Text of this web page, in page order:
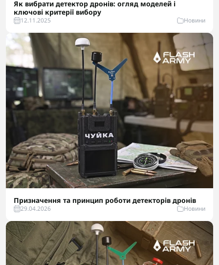
Як вибрати детектор дронів: огляд моделей і
ключові критерії вибору
12.11.2025 Новини
Призначення та принцип роботи детекторів дронів
29.04.2026 Новини